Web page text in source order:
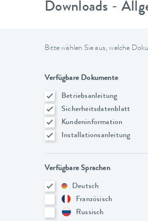
Downloads -
Bitte wählen Sie aus, welche
Verfügbare Dokumente
Betriebsanleitung
Sicherheitsdatenblatt
Kundeninformation
Installationsanleitung
Verfügbare Sprachen
Deutsch
Französisch
Russisch